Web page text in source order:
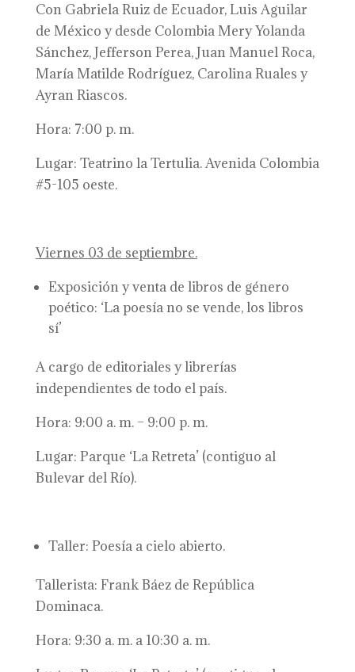
Con Gabriela Ruiz de Ecuador, Luis Aguilar
de México y desde Colombia Mery Yolanda
Sánchez, Jefferson Perea, Juan Manuel Roca,
María Matilde Rodríguez, Carolina Ruales y
Ayran Riascos.
Hora: 7:00 p. m.
Lugar: Teatrino la Tertulia. Avenida Colombia
#5-105 oeste.
Viernes 03 de septiembre.
Exposición y venta de libros de género
poético: ‘La poesía no se vende, los libros
sí’
A cargo de editoriales y librerías
independientes de todo el país.
Hora: 9:00 a. m. – 9:00 p. m.
Lugar: Parque ‘La Retreta’ (contiguo al
Bulevar del Río).
Taller: Poesía a cielo abierto.
Tallerista: Frank Báez de República
Dominaca.
Hora: 9:30 a. m. a 10:30 a. m.